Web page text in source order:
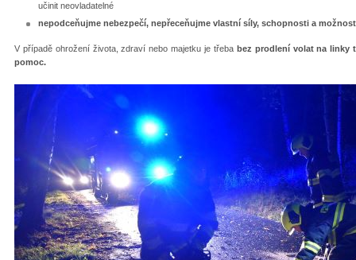
učinit neovladatelné
nepodceňujme nebezpečí, nepřeceňujme vlastní síly, schopnosti a
V případě ohrožení života, zdraví nebo majetku je třeba bez prodlení volat na linky
pomoc.